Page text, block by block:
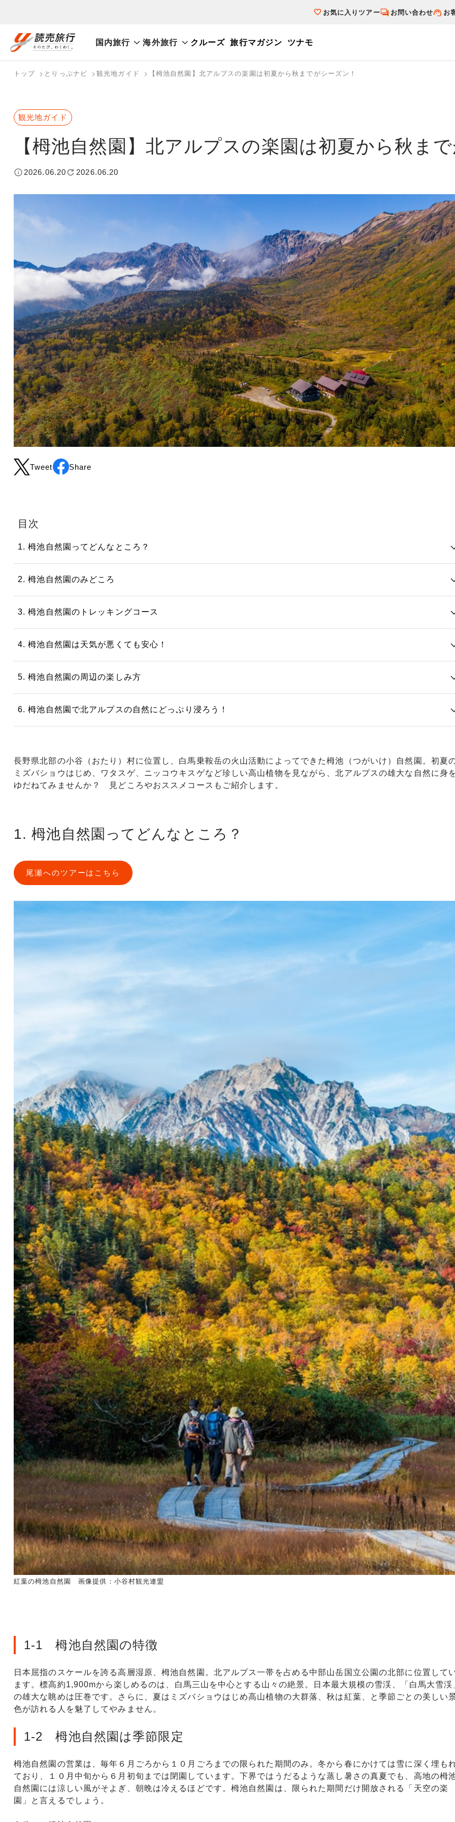
お気に入りツアー お問い合わせ お
国内旅行 海外旅行 クルーズ 旅行マガジン ツナモ
国内旅行トップ
海外旅行トップ
トップ とりっぷナビ 観光地ガイド 【栂池自然園】北アルプスの楽園は初夏から秋までがシーズン！
【栂池自然園】北アルプスの楽園は初夏から秋ま
観光地ガイド
2026.06.20 2026.06.20
Tweet Share
目次
1. 栂池自然園ってどんなところ？
2. 栂池自然園のみどころ
3. 栂池自然園のトレッキングコース
4. 栂池自然園は天気が悪くても安心！
5. 栂池自然園の周辺の楽しみ方
6. 栂池自然園で北アルプスの自然にどっぷり浸ろう！
長野県北部の小谷（おたり）村に位置し、白馬乗鞍岳の火山活動によってできた栂池（つがいけ）自然園。初夏
ミズバショウはじめ、ワタスゲ、ニッコウキスゲなど珍しい高山植物を見ながら、北アルプスの雄大な自然に身
ゆだねてみませんか？ 見どころやおススメコースもご紹介します。
1. 栂池自然園ってどんなところ？
尾瀬へのツアーはこちら
紅葉の栂池自然園 画像提供：小谷村観光連盟
1-1 栂池自然園の特徴
日本屈指のスケールを誇る高層湿原、栂池自然園。北アルプス一帯を占める中部山岳国立公園の北部に位置して
ます。標高約1,900mから楽しめるのは、白馬三山を中心とする山々の絶景。日本最大規模の雪渓、「白馬大雪渓
の雄大な眺めは圧巻です。さらに、夏はミズバショウはじめ高山植物の大群落、秋は紅葉、と季節ごとの美しい
色が訪れる人を魅了してやみません。
1-2 栂池自然園は季節限定
栂池自然園の営業は、毎年６月ごろから１０月ごろまでの限られた期間のみ。冬から春にかけては雪に深く埋も
ており、１０月中旬から６月初旬までは閉園しています。下界ではうだるような蒸し暑さの真夏でも、高地の栂
自然園には涼しい風がそよぎ、朝晩は冷えるほどです。栂池自然園は、限られた期間だけ開放される「天空の楽
園」と言えるでしょう。